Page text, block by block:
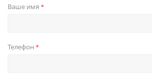
Ваше имя *
Телефон *